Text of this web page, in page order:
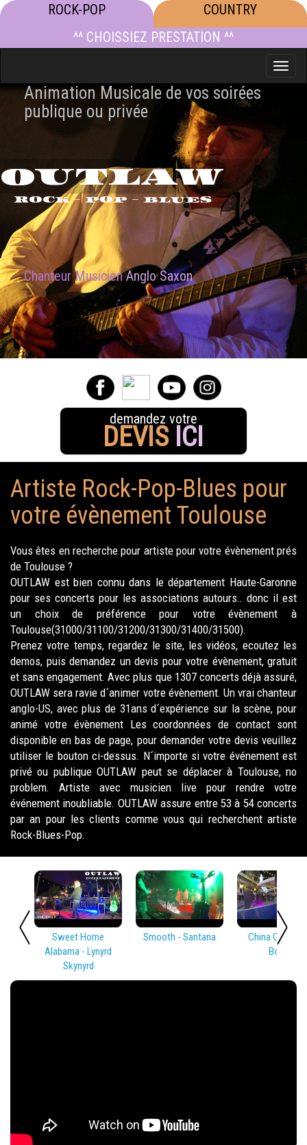
ROCK-POP
COUNTRY
^^ CHOISSIEZ PRESTATION ^^
Toggle
Animation Musicale de vos soirées
publique ou privée
OUTLAW
ROCK - POP - BLUES
Chanteur MusicienAnglo Saxon
demandez votre
DEVIS ICI
Artiste Rock-Pop-Blues pour
votre évènement Toulouse
Vous êtes en recherche pour artiste pour votre évènement prés
de Toulouse ?
OUTLAW est bien connu dans le département Haute-Garonne
pour ses concerts pour les associations autours.. donc il est
un choix de préférence pour votre évènement à
Toulouse(31000/31100/31200/31300/31400/31500).
Prenez votre temps, regardez le site, les vidéos, ecoutez les
demos, puis demandez un devis pour votre évènement, gratuit
et sans engagement. Avec plus que 1307 concerts déjà assuré,
OUTLAW sera ravie d´animer votre évènement. Un vrai chanteur
anglo-US, avec plus de 31ans d´expérience sur la scène, pour
animé votre évènement Les coordonnées de contact sont
disponible en bas de page, pour demander votre devis veuillez
utiliser le bouton ci-dessus. N´importe si votre événement est
privé ou publique OUTLAW peut se déplacer à Toulouse, no
problem. Artiste avec musicien live pour rendre votre
événement inoubliable. OUTLAW assure entre 53 à 54 concerts
par an pour les clients comme vous qui recherchent artiste
Rock-Blues-Pop.
Sweet Home
Alabama - Lynyrd
Skynyrd
Smooth - Santana
China Girl -
Bowie